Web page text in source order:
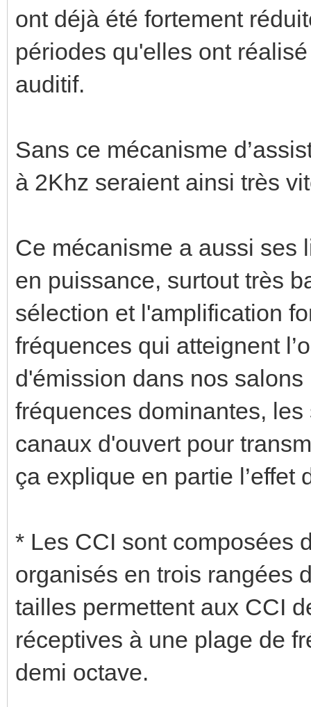
ont déjà été fortement
périodes qu'elles ont
auditif.
Sans ce mécanisme
à 2Khz seraient ainsi très
Ce mécanisme a aussi ses
en puissance, surtout très
sélection et l'amplification
fréquences qui atteignent
d'émission dans nos
fréquences dominantes,
canaux d'ouvert pour
ça explique en partie l’effet
* Les CCI sont composées
organisés en trois rangées
tailles permettent aux CCI
réceptives à une plage de
demi octave.